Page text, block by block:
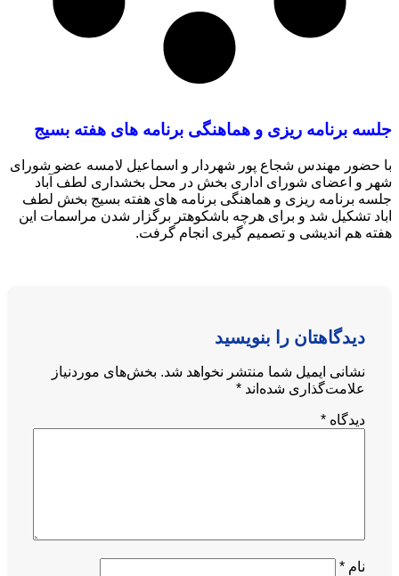
جلسه برنامه ریزی و هماهنگی برنامه های هفته بسیج
با حضور مهندس شجاع پور شهردار و اسماعیل لامسه عضو شورای
شهر و اعضای شورای اداری بخش در محل بخشداری لطف آباد
جلسه برنامه ریزی و هماهنگی برنامه های هفته بسیج بخش لطف
اباد تشکیل شد و برای هرچه باشکوهتر برگزار شدن مراسمات این
هفته هم اندیشی و تصمیم گیری انجام گرفت.
دیدگاهتان را بنویسید
نشانی ایمیل شما منتشر نخواهد شد. بخش‌های موردنیاز
علامت‌گذاری شده‌اند *
دیدگاه *
نام *